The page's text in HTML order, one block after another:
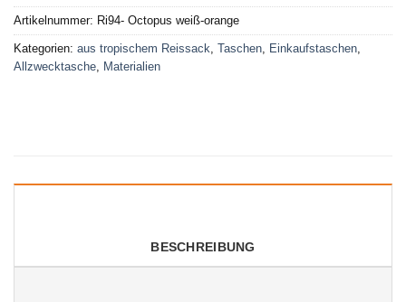
Artikelnummer: Ri94- Octopus weiß-orange
Kategorien: aus tropischem Reissack Taschen Einkaufstaschen
Allzwecktasche
Materialien
BESCHREIBUNG